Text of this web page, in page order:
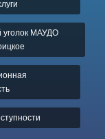
уголок МАУДО